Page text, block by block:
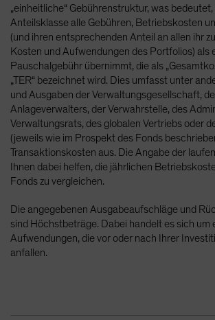
„einheitliche“ Gebührenstruktur, was
Anteilsklasse alle Gebühren, Betriebskosten
(und ihren entsprechenden Anteil an allen ihr
Kosten und Aufwendungen des Portfolios) als
Pauschalgebühr übernimmt, die als
„TER“ bezeichnet wird. Dies umfasst unter
und Ausgaben der Verwaltungsgesellschaft,
Anlageverwalters, der Verwahrstelle, des
Verwaltungsrats, des globalen Vertriebs oder
(jeweils wie im Prospekt des Fonds
Transaktionskosten aus. Die Angabe der
Ihnen dabei helfen, die jährlichen
Fonds zu vergleichen.
Die angegebenen Ausgabeaufschläge und
sind Höchstbeträge. Dabei handelt es sich um
Aufwendungen, die vor oder nach Ihrer
anfallen.